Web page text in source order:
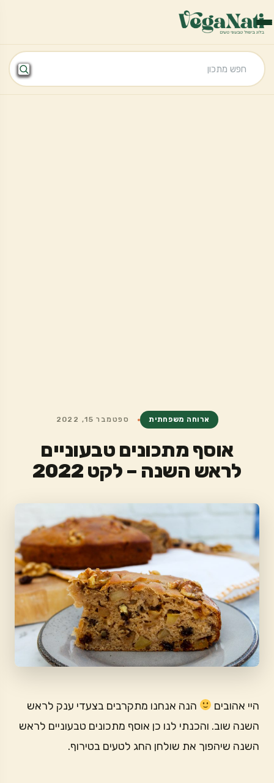
ארוחה משפחתית ספטמבר 15, 2022
אוסף מתכונים טבעוניים
לראש השנה – לקט 2022
היי אהובים
הנה אנחנו מתקרבים בצעדי ענק לראש
השנה שוב. והכנתי לנו כן אוסף מתכונים טבעוניים לראש
השנה שיהפוך את שולחן החג לטעים בטירוף.